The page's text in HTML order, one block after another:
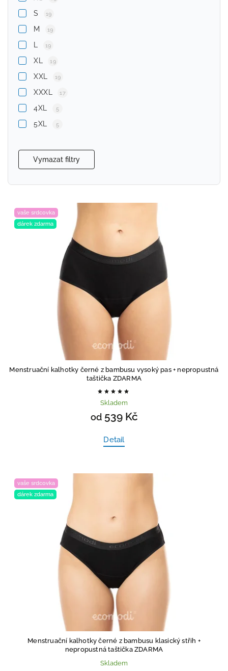
S 19
M 19
19
XL 19
XXL 19
XXXL 17
4XL 5
5XL 5
Vymazat filtry
vaše srdcovka
dárek zdarma
Menstruační kalhotky černé z bambusu vysoký pas+ nepropustná
taštička ZDARMA
Skladem
od539 Kč
Detail
vaše srdcovka
dárek zdarma
Menstruační kalhotky černé z bambusu klasický střih +
nepropustná taštička ZDARMA
Skladem